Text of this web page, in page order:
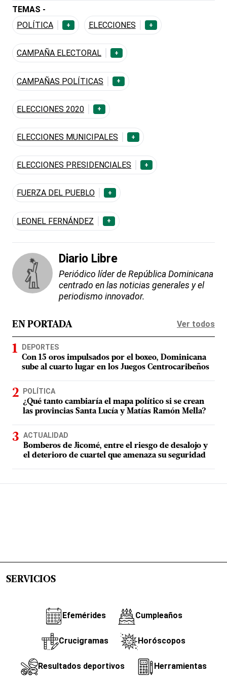
TEMAS -
POLÍTICA
+ ELECCIONES +
CAMPAÑA ELECTORAL +
CAMPAÑAS POLÍTICAS +
ELECCIONES 2020 +
ELECCIONES MUNICIPALES +
ELECCIONES PRESIDENCIALES +
FUERZA DEL PUEBLO +
LEONEL FERNÁNDEZ +
Diario Libre
Periódico líder de República Dominicana
centrado en las noticias generales y el
periodismo innovador.
EN PORTADA Ver todos
DEPORTES
Con 15 oros impulsados por el boxeo, Dominicana
sube al cuarto lugar en los Juegos Centrocaribeños
POLÍTICA
¿Qué tanto cambiaría el mapa político si se crean
las provincias Santa Lucía y Matías Ramón Mella?
ACTUALIDAD
Bomberos de Jicomé, entre el riesgo de desalojo y
el deterioro de cuartel que amenaza su seguridad
SERVICIOS
Efemérides Cumpleaños
Crucigramas Horóscopos
Resultados deportivos Herramientas